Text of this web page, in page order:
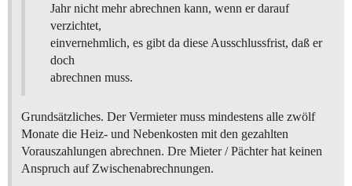
Jahr nicht mehr abrechnen kann, wenn er darauf
verzichtet,
einvernehmlich, es gibt da diese Ausschlussfrist, daß er
doch
abrechnen muss.
Grundsätzliches. Der Vermieter muss mindestens alle zwölf
Monate die Heiz- und Nebenkosten mit den gezahlten
Vorauszahlungen abrechnen. Dre Mieter / Pächter hat keinen
Anspruch auf Zwischenabrechnungen.